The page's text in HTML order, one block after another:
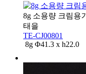
8g 소용량 크림용기
태을
TE-CJ00801
8g Φ41.3 x h22.0